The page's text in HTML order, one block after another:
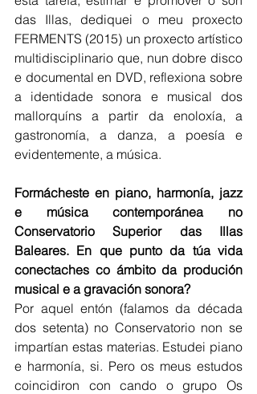
das Illas, dediquei o meu proxecto
FERMENTS (2015) un proxecto artístico
multidisciplinario que, nun dobre disco
e documental en DVD, reflexiona sobre
a identidade sonora e musical dos
mallorquíns a partir da enoloxía, a
gastronomía, a danza, a poesía e
evidentemente, a música.
Formácheste en piano, harmonía, jazz
e música contemporánea no
Conservatorio Superior das Illas
Baleares. En que punto da túa vida
conectaches co ámbito da produción
musical e a gravación sonora?
Por aquel entón (falamos da década
dos setenta) no Conservatorio non se
impartían estas materias. Estudei piano
e harmonía, si. Pero os meus estudos
coincidiron con cando o grupo Os